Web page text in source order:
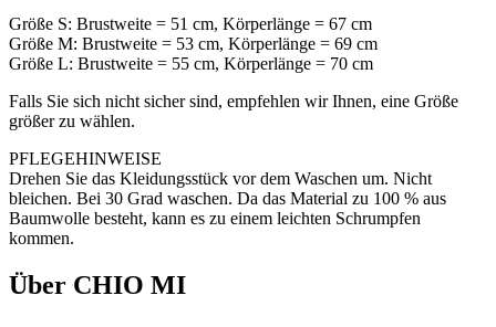
Größe S: Brustweite = 51 cm, Körperlänge = 67 cm
Größe M: Brustweite = 53 cm, Körperlänge = 69 cm
Größe L: Brustweite = 55 cm, Körperlänge = 70 cm
Falls Sie sich nicht sicher sind, empfehlen wir Ihnen, eine Größe
größer zu wählen.
PFLEGEHINWEISE
Drehen Sie das Kleidungsstück vor dem Waschen um. Nicht
bleichen. Bei 30 Grad waschen. Da das Material zu 100 % aus
Baumwolle besteht, kann es zu einem leichten Schrumpfen
kommen.
Über CHIO MI